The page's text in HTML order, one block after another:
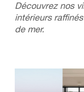
Découvrez nos
intérieurs
de mer.